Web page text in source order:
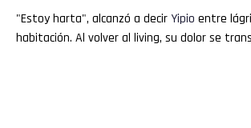
"Estoy harta", alcanzó a decir Yipio entre
habitación. Al volver al living, su dolor se